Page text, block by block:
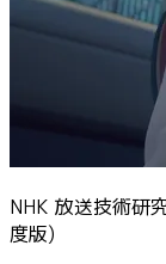
NHK 放送技術
度版)